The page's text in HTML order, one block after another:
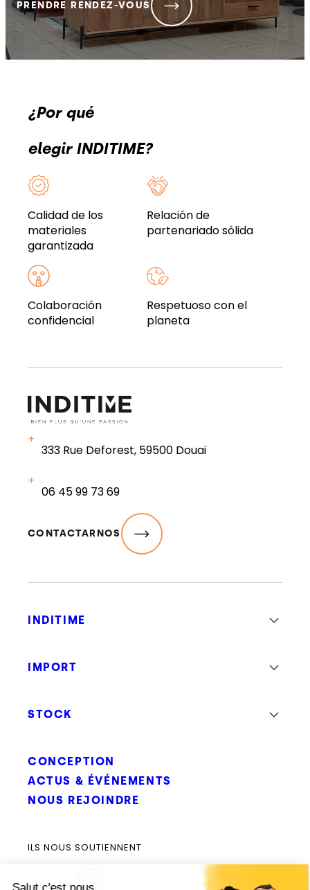
PRENDRE RENDEZ-VOUS
¿Por qué
elegir INDITIME?
Calidad de los
materiales
garantizada
Relación de
partenariado sólida
Colaboración
confidencial
Respetuoso con el
planeta
333 Rue Deforest, 59500 Douai
06 45 99 73 69
CONTACTARNOS
INDITIME
IMPORT
STOCK
CONCEPTION
ACTUS & ÉVÉNEMENTS
NOUS REJOINDRE
ILS NOUS SOUTIENNENT